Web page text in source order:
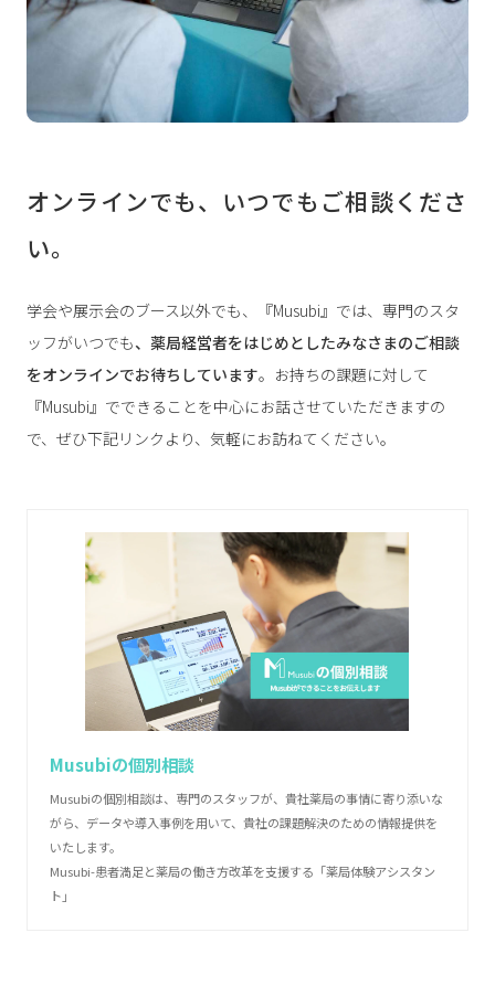
オンラインでも、いつでもご相談くださ
い。
学会や展示会のブース以外でも、『Musubi』では、専門のスタ
ッフがいつでも、薬局経営者をはじめとしたみなさまのご相談
をオンラインでお待ちしています。お持ちの課題に対して
『Musubi』でできることを中心にお話させていただきますの
で、ぜひ下記リンクより、気軽にお訪ねてください。
Musubiの個別相談
Musubiの個別相談は、専門のスタッフが、貴社薬局の事情に寄り添いな
がら、データや導入事例を用いて、貴社の課題解決のための情報提供を
いたします。
Musubi-患者満足と薬局の働き方改革を支援する「薬局体験アシスタン
ト」